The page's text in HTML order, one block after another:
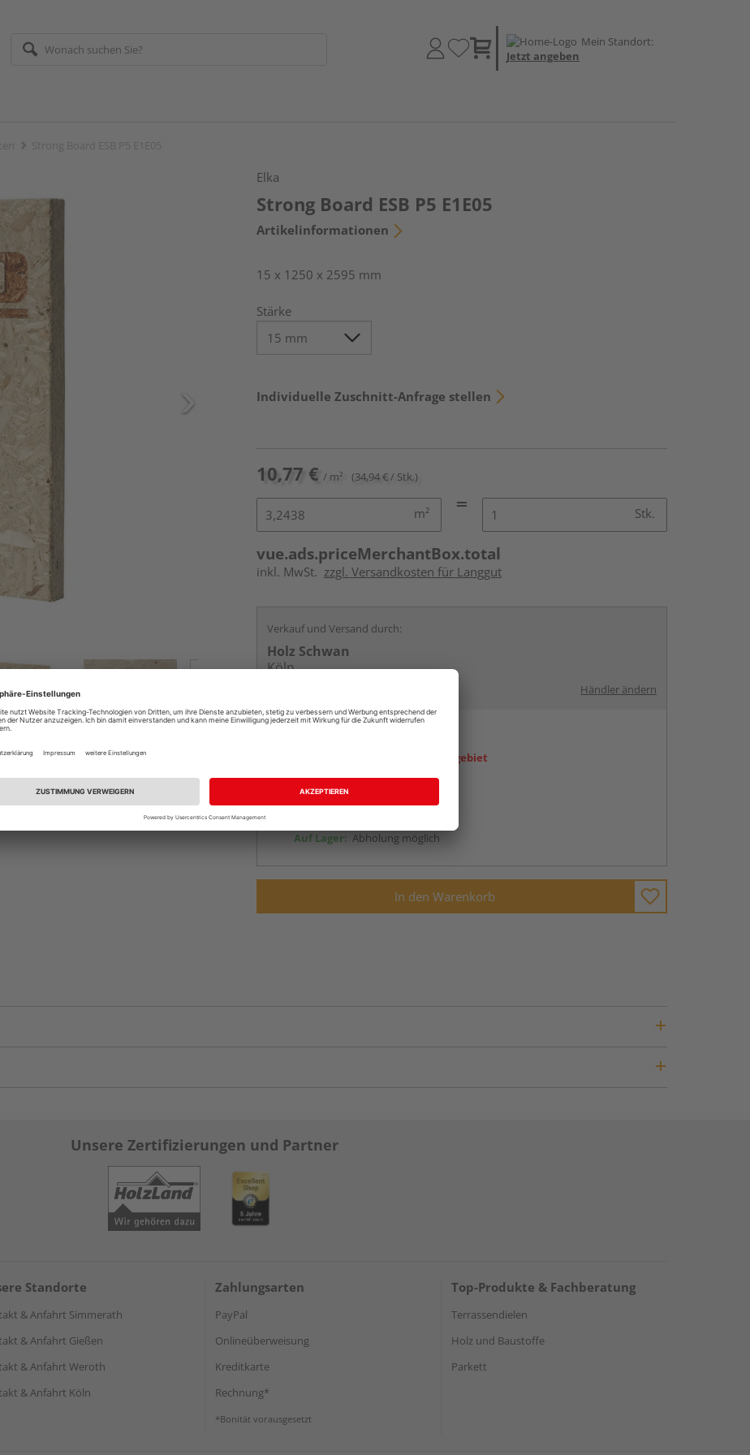
Mein Standort:
Jetzt angeben
Elka
Strong Board ESB P5 E1E05
Artikelinformationen
15 x 1250 x 2595 mm
Stärke
Individuelle Zuschnitt-Anfrage stellen
10,77 € / m² (34,94 € / Stk.)
m² Stk.
vue.ads.priceMerchantBox.total
inkl. MwSt. zzgl. Versandkosten für Langgut
Verkauf und Versand durch:
Holz Schwan
Köln
Händler ändern
Ihr Standort ist nicht im Liefergebiet
Lieferbar vonanderen Händlern
Auf Lager: Abholung möglich
In den Warenkorb
Unsere Zertifizierungen und Partner
Standorte
& Anfahrt Simmerath
& Anfahrt Gießen
& Anfahrt Weroth
& Anfahrt Köln
Zahlungsarten
PayPal
Onlineüberweisung
Kreditkarte
Rechnung*
*Bonität vorausgesetzt
Top-Produkte & Fachberatung
Terrassendielen
Holz und Baustoffe
Parkett